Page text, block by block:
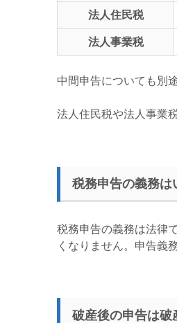
法人住民税
法人事業税
中間申告についても別
法人住民税や法人事業
税務申告の義務は
税務申告の義務は法律
くなりません。申告義
破産後の申告は破